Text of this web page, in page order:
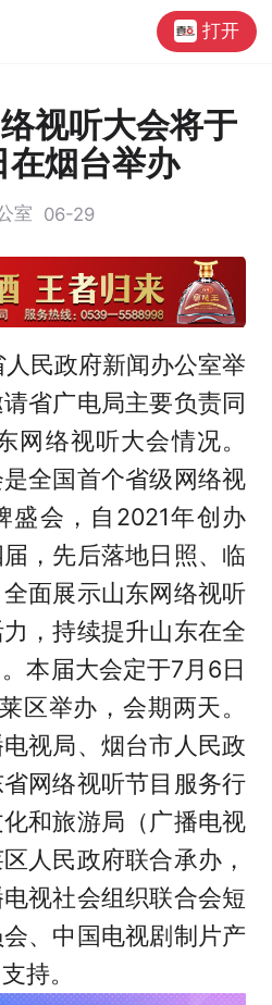
打开
视听大会将于
烟台举办
室 06-29
民政府新闻办公室举
省广电局主要负责同
网络视听大会情况。
全国首个省级网络视
盛会，自2021年创办
，先后落地日照、临
面展示山东网络视听
，持续提升山东在全
本届大会定于7月6日
区举办，会期两天。
视局、烟台市人民政
网络视听节目服务行
和旅游局（广播电视
人民政府联合承办，
视社会组织联合会短
、中国电视剧制片产
持。